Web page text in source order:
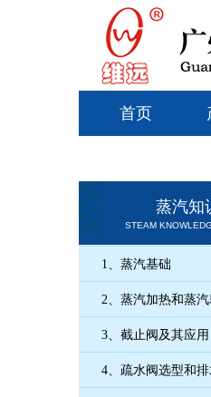
首页
蒸汽知
STEAM
1、蒸汽基础
2、蒸汽加热和蒸
3、截止阀及其应用
4、疏水阀选型和